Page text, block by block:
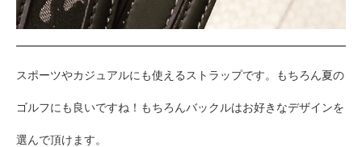
スポーツやカジュアルにも使えるストラップです。もちろん夏の
ゴルフにも良いですね！もちろんバックルはお好きなデザインを
選んで頂けます。